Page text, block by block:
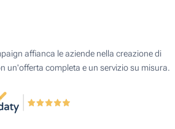
affianca le aziende nella creazione di
un'offerta completa e un servizio su misura.